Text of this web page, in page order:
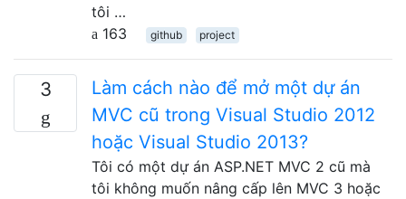
tôi …
163
github project
3
Làm cách nào để mở một dự án
MVC cũ trong Visual Studio 2012
hoặc Visual Studio 2013?
Tôi có một dự án ASP.NET MVC 2 cũ mà
tôi không muốn nâng cấp lên MVC 3 hoặc